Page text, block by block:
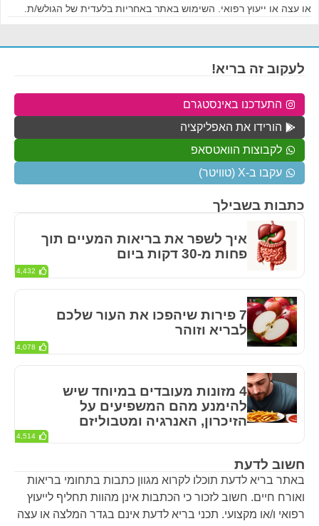
או עצה או ייעוץ רפואי. השימוש באתר באחריות בלעדית של הגולש/ת.
חשוב לדעת
באתר בריא לדעת תוכלו לקרוא מגוון כתבות בתחומי בריאות
ואורח חיים. חשוב לזכור כי הכתבות אינן מהוות תחליף לייעוץ
רפואי ו/או מקצועי. תכני בריא לדעת אינם בגדר המלצה או עצה
כתבות בשבילך
איך לשפר את בריאות המעיים תוך
פחות מ-30 דקות ביום
4,432
7 פירות שיהפכו את העור שלכם
לבריא וזוהר
4,078
4 מזונות מעובדים במיוחד שיש
להימנע מהם המשפיעים על
הזיכרון, האנרגיה ומטבוליזם
4,514
לעקוב זה בריא!
התעדכנו באינסטגרם
הורידו את האפליקציה
לקבוצות הוואטסאפ
עקבו ב-X (טוויטר)